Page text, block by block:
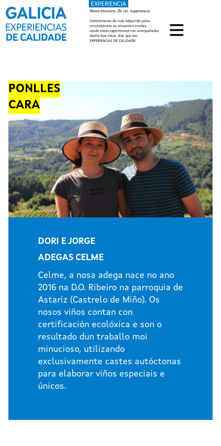
Ir o contido principal
EXPERIENCIA
Nome feminino. De lat. experiencia.
Coñecemento da vida adquirido polas
circunstancias ou situacións vividas,
cando estas experiencias van acompañadas
dunha boa mesa, dise que son
EXPERIENCIAS DE CALIDADE
PONLLES
CARA
DORI E JORGE
ADEGAS CELME
Celme, a nosa adega nace no ano
2016 na D.O. Ribeiro na parroquia de
Astariz (Castrelo de Miño). Os
nosos viños contan con
certificación ecolóxica e son o
resultado dun traballo moi
minucioso, utilizando
exclusivamente castes autóctonas
para elaborar viños especiais e
únicos.